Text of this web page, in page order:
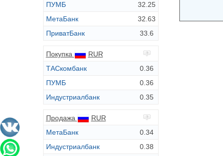
ПУМБ
32.25
МетаБанк
32.63
ПриватБанк
33.6
Покупка
RUR
ТАСкомбанк
0.36
ПУМБ
0.36
Индустриалбанк
0.35
Продажа
RUR
МетаБанк
0.34
Индустриалбанк
0.38